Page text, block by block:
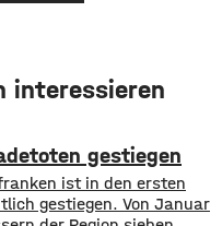
interessieren
gestiegen
ist in den ersten
gestiegen. Von Januar